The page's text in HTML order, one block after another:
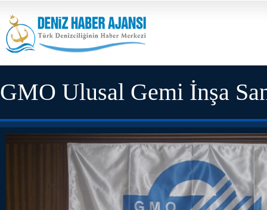
GMO Ulusal Gemi İnşa